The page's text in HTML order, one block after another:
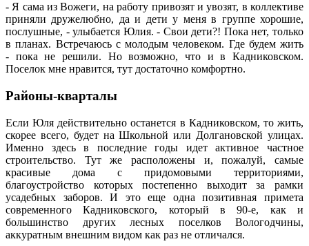
- Я сама из Вожеги, на работу привозят и увозят, в коллективе
приняли дружелюбно, да и дети у меня в группе хорошие,
послушные, - улыбается Юлия. - Свои дети?! Пока нет, только
в планах. Встречаюсь с молодым человеком. Где будем жить
- пока не решили. Но возможно, что и в Кадниковском.
Поселок мне нравится, тут достаточно комфортно.
Районы-кварталы
Если Юля действительно останется в Кадниковском, то жить,
скорее всего, будет на Школьной или Долгановской улицах.
Именно здесь в последние годы идет активное частное
строительство. Тут же расположены и, пожалуй, самые
красивые дома с придомовыми территориями,
благоустройство которых постепенно выходит за рамки
усадебных заборов. И это еще одна позитивная примета
современного Кадниковского, который в 90-е, как и
большинство других лесных поселков Вологодчины,
аккуратным внешним видом как раз не отличался.